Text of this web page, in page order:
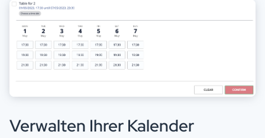
Verwalten Ihrer Kalender